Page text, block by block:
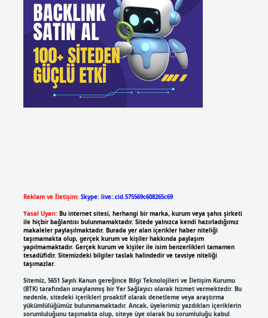
Reklam ve İletişim: Skype: live:.cid.575569c608265c69
Yasal Uyarı: Bu internet sitesi, herhangi bir marka, kurum veya şahıs şirketi
ile hiçbir bağlantısı bulunmamaktadır. Sitede yalnızca kendi hazırladığımız
makaleler paylaşılmaktadır. Burada yer alan içerikler haber niteliği
taşımamakta olup, gerçek kurum ve kişiler hakkında paylaşım
yapılmamaktadır. Gerçek kurum ve kişiler ile isim benzerlikleri tamamen
tesadüfidir. Sitemizdeki bilgiler taslak halindedir ve tavsiye niteliği
taşımazlar.
Sitemiz, 5651 Sayılı Kanun gereğince Bilgi Teknolojileri ve İletişim Kurumu
(BTK) tarafından onaylanmış bir Yer Sağlayıcı olarak hizmet vermektedir. Bu
nedenle, sitedeki içerikleri proaktif olarak denetleme veya araştırma
yükümlülüğümüz bulunmamaktadır. Ancak, üyelerimiz yazdıkları içeriklerin
sorumluluğunu taşımakta olup, siteye üye olarak bu sorumluluğu kabul